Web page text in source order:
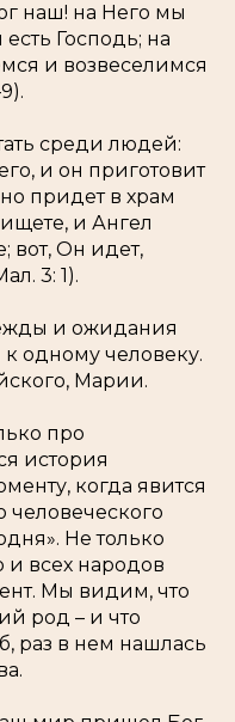
наш! на Него мы
Господь; на
и возвеселимся
среди людей:
и он приготовит
придет в храм
и Ангел
вот, Он идет,
3: 1).
и ожидания
одному человеку.
Марии.
про
история
когда явится
человеческого
Не только
всех народов
Мы видим, что
род – и что
раз в нем нашлась